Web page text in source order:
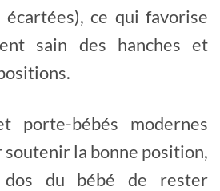
écartées), ce qui favorise
sain des hanches et
porte-bébés modernes
soutenir la bonne position,
dos du bébé de rester